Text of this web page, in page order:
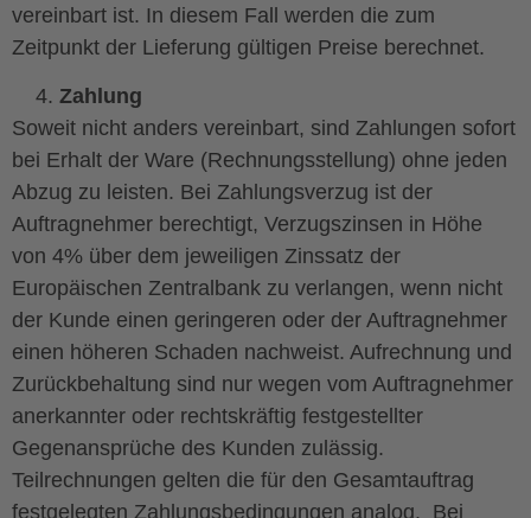
vereinbart ist. In diesem Fall werden die zum
Zeitpunkt der Lieferung gültigen Preise berechnet.
Zahlung
Soweit nicht anders vereinbart, sind Zahlungen sofort
bei Erhalt der Ware (Rechnungsstellung) ohne jeden
Abzug zu leisten. Bei Zahlungsverzug ist der
Auftragnehmer berechtigt, Verzugszinsen in Höhe
von 4% über dem jeweiligen Zinssatz der
Europäischen Zentralbank zu verlangen, wenn nicht
der Kunde einen geringeren oder der Auftragnehmer
einen höheren Schaden nachweist. Aufrechnung und
Zurückbehaltung sind nur wegen vom Auftragnehmer
anerkannter oder rechtskräftig festgestellter
Gegenansprüche des Kunden zulässig.
Teilrechnungen gelten die für den Gesamtauftrag
festgelegten Zahlungsbedingungen analog. Bei